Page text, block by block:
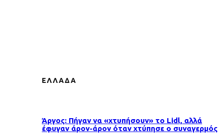
ΕΛΛΑΔΑ
Άργος: Πήγαν να «χτυπήσουν» το Lidl, αλλά
έφυγαν άρον-άρον όταν χτύπησε ο συναγερμός